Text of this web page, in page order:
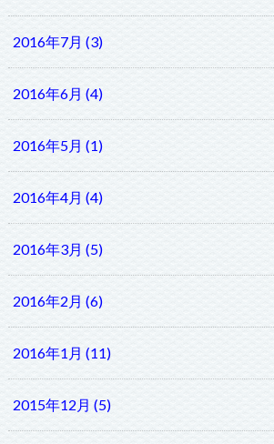
2016年7月 (3)
2016年6月 (4)
2016年5月 (1)
2016年4月 (4)
2016年3月 (5)
2016年2月 (6)
2016年1月 (11)
2015年12月 (5)